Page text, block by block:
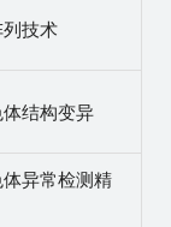
技术
结构变异
异常检测精